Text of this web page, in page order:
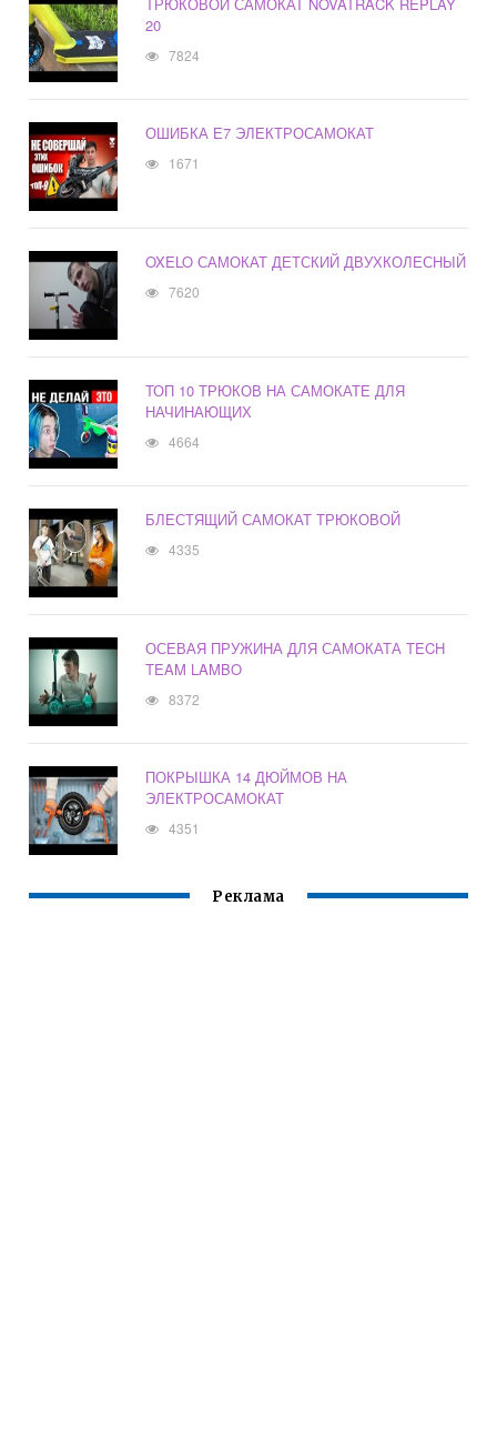
20
7824
ОШИБКА Е7 ЭЛЕКТРОСАМОКАТ
1671
OXELO САМОКАТ ДЕТСКИЙ ДВУХКОЛЕСНЫЙ
7620
ТОП 10 ТРЮКОВ НА САМОКАТЕ ДЛЯ
НАЧИНАЮЩИХ
4664
БЛЕСТЯЩИЙ САМОКАТ ТРЮКОВОЙ
4335
ОСЕВАЯ ПРУЖИНА ДЛЯ САМОКАТА TECH
TEAM LAMBO
8372
ПОКРЫШКА 14 ДЮЙМОВ НА
ЭЛЕКТРОСАМОКАТ
4351
Реклама